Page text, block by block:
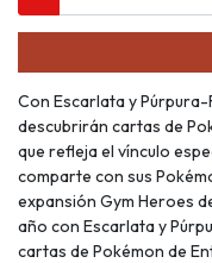
Con Escarlata y
descubrirán cartas de
que refleja el vínculo
comparte con sus
expansión Gym Heroes
año con Escarlata y
cartas de Pokémon de